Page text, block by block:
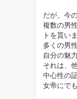
だが、今
複数の男
トを貰い
多くの男
自分の魅
それは、
中心性の
女帝にで